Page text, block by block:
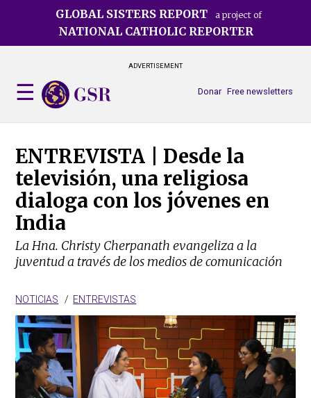
GLOBAL SISTERS REPORT a project of
NATIONAL CATHOLIC REPORTER
ADVERTISEMENT
Free newsletters
Donar
ENTREVISTA | Desde la
televisión, una religiosa
dialoga con los jóvenes en
India
La Hna. Christy Cherpanath evangeliza a la
juventud a través de los medios de comunicación
NOTICIAS ENTREVISTAS